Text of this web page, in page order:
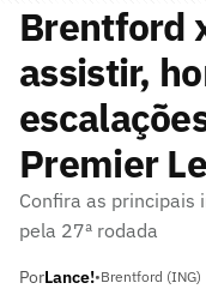
Brentford
assistir,
Premier
Confira as principais
pela 27ª rodada
PorLance!•Brentford (ING)